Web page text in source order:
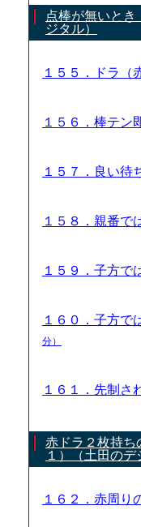
点棒が無いと
ジタル）
１５５．ドラ
１５６．棒テ
１５７．良い
１５８．親番
１５９．子方
１６０．子方
分）
１６１．先制
赤ドラ２枚持ち
１）（土田のデ
１６２．赤周